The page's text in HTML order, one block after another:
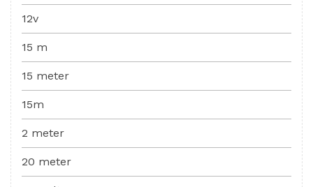
12v
15 m
15 meter
15m
2 meter
20 meter